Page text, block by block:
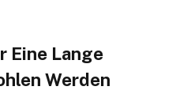
Eine Lange
Werden